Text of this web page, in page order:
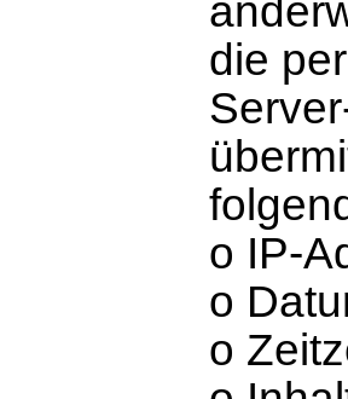
die
o IP-
o
o